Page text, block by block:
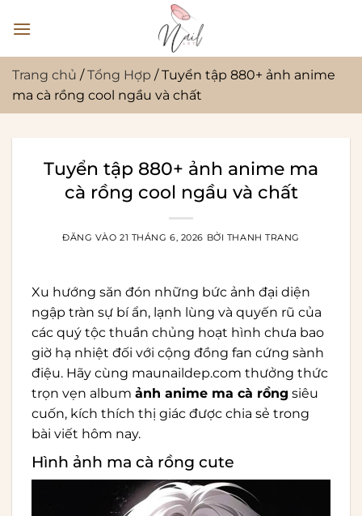
qua
dung
Trang chủ /Tổng Hợp /Tuyển tập 880+ ảnh anime
ma cà rồng cool ngầu và chất
Tuyển tập 880+ ảnh anime ma
cà rồng cool ngầu và chất
ĐĂNG VÀO21 THÁNG 6, 2026 BỞI THANH TRANG
Xu hướng săn đón những bức ảnh đại diện
ngập tràn sự bí ẩn, lạnh lùng và quyến rũ của
các quý tộc thuần chủng hoạt hình chưa bao
giờ hạ nhiệt đối với cộng đồng fan cứng sành
điệu. Hãy cùng maunaildep.com thưởng thức
trọn vẹn album ảnh anime ma cà rồng siêu
cuốn, kích thích thị giác được chia sẻ trong
bài viết hôm nay.
Hình ảnh ma cà rồng cute